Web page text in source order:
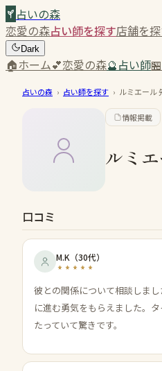
占いの森
恋愛の森占い師を探す店舗を
Dark
🏠ホーム💕恋愛の森🔮占い師🏪
占いの森 › 占い師を探す › ルミエール
情報掲載
ルミ
口コミ
M.K （30代）
彼との関係について相談しま
に進む勇気をもらえました。
たっていて驚きです。